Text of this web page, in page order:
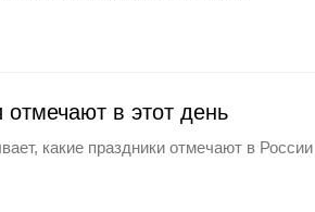
в этот день
какие праздники отмечают в России